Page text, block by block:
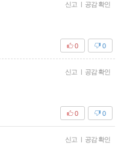
신고 공감 확인
0
0
신고 공감 확인
0
0
신고 공감 확인